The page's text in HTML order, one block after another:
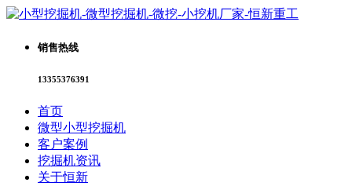
销售热线
13355376391
首页
微型小型挖掘机
客户案例
挖掘机资讯
关于恒新